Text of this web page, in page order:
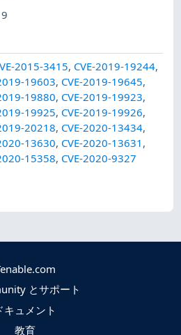
2015-3415, CVE-2019-19244,
19603, CVE-2019-19645,
19880, CVE-2019-19923,
19925, CVE-2019-19926,
20218, CVE-2020-13434,
13630, CVE-2020-13631 ,
15358, CVE-2020-9327
とサポート
キュメント
教育